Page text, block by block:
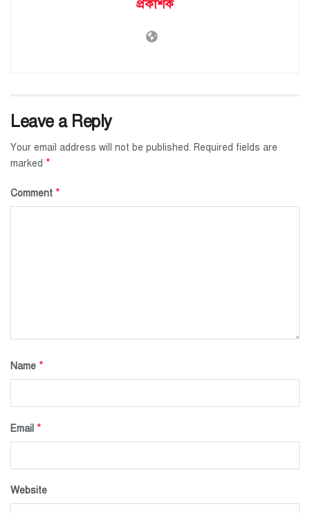
প্রকাশক
Leave a Reply
Your email address will not be published. Required fields are
marked *
Comment *
Name *
Email *
Website